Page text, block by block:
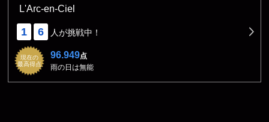
L'Arc-en-Ciel
1 6 人が挑戦中！
現在の
最高得点
96.949点
雨の日は無能